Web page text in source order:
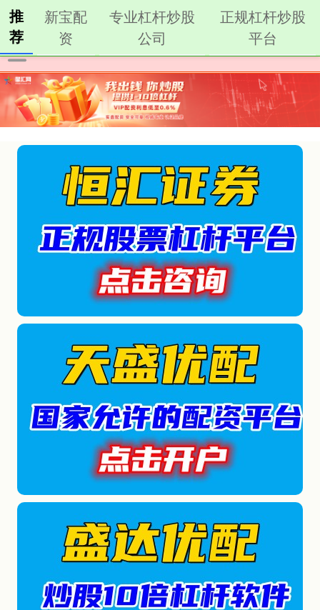
推
荐
新宝配
资
专业杠杆炒股
公司
正规杠杆炒股
平台